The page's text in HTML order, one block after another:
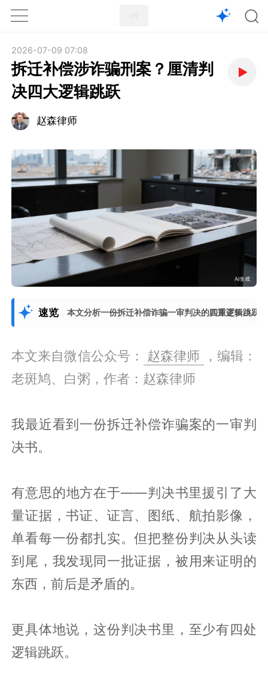
1X
2026-07-09 07:08
拆迁补偿涉诈骗刑案？厘清判
决四大逻辑跳跃
赵森律师
速览 本文分析一份拆迁补偿诈骗一审判决的四重逻辑跳跃
展开更多
本文来自微信公众号： 赵森律师
，编辑：
老斑鸠、白粥，作者：赵森律师
我最近看到一份拆迁补偿诈骗案的一审判
决书。
有意思的地方在于——判决书里援引了大
量证据，书证、证言、图纸、航拍影像，
单看每一份都扎实。但把整份判决从头读
到尾，我发现同一批证据，被用来证明的
东西，前后是矛盾的。
更具体地说，这份判决书里，至少有四处
逻辑跳跃。